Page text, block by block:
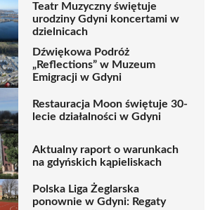
Teatr Muzyczny świętuje
urodziny Gdyni koncertami w
dzielnicach
Dźwiękowa Podróż
„Reflections” w Muzeum
Emigracji w Gdyni
Restauracja Moon świętuje 30-
lecie działalności w Gdyni
Aktualny raport o warunkach
na gdyńskich kąpieliskach
Polska Liga Żeglarska
ponownie w Gdyni: Regaty